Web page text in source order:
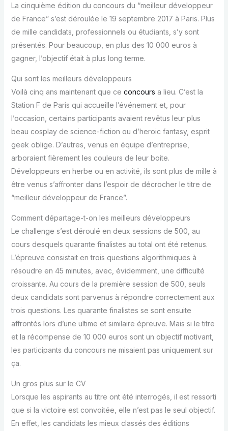
La cinquième édition du concours du “meilleur développeur
de France” s’est déroulée le 19 septembre 2017 à Paris. Plus
de mille candidats, professionnels ou étudiants, s’y sont
présentés. Pour beaucoup, en plus des 10 000 euros à
gagner, l’objectif était à plus long terme.
Qui sont les meilleurs développeurs
Voilà cinq ans maintenant que ce concours a lieu. C’est la
Station F de Paris qui accueille l’événement et, pour
l’occasion, certains participants avaient revêtus leur plus
beau cosplay de science-fiction ou d’heroic fantasy, esprit
geek oblige. D’autres, venus en équipe d’entreprise,
arboraient fièrement les couleurs de leur boite.
Développeurs en herbe ou en activité, ils sont plus de mille à
être venus s’affronter dans l’espoir de décrocher le titre de
“meilleur développeur de France”.
Comment départage-t-on les meilleurs développeurs
Le challenge s’est déroulé en deux sessions de 500, au
cours desquels quarante finalistes au total ont été retenus.
L’épreuve consistait en trois questions algorithmiques à
résoudre en 45 minutes, avec, évidemment, une difficulté
croissante. Au cours de la première session de 500, seuls
deux candidats sont parvenus à répondre correctement aux
trois questions. Les quarante finalistes se sont ensuite
affrontés lors d’une ultime et similaire épreuve. Mais si le titre
et la récompense de 10 000 euros sont un objectif motivant,
les participants du concours ne misaient pas uniquement sur
ça.
Un gros plus sur le CV
Lorsque les aspirants au titre ont été interrogés, il est ressorti
que si la victoire est convoitée, elle n’est pas le seul objectif.
En effet, les candidats les mieux classés des éditions